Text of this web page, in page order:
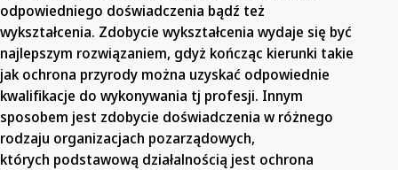
odpowiedniego doświadczenia bądź też
wykształcenia. Zdobycie wykształcenia wydaje się być
najlepszym rozwiązaniem, gdyż kończąc kierunki takie
jak ochrona przyrody można uzyskać odpowiednie
kwalifikacje do wykonywania tj profesji. Innym
sposobem jest zdobycie doświadczenia w różnego
rodzaju organizacjach pozarządowych,
których podstawową działalnością jest ochrona